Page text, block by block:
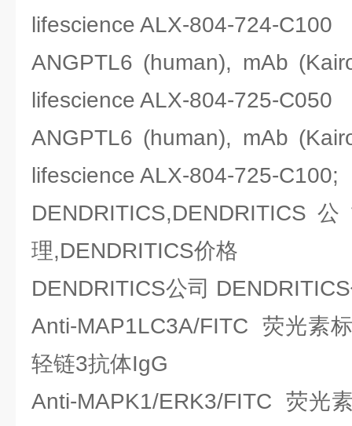
lifescience ALX-804-724-C100
ANGPTL6 (human), mAb
lifescience ALX-804-725-C050
ANGPTL6 (human), mAb
lifescience ALX-804-725-C100;
DENDRITICS,DENDRITICS
理,DENDRITICS价格
DENDRITICS公司
Anti-MAP1LC3A/FITC 荧光素
轻链3抗体IgG
Anti-MAPK1/ERK3/FITC 荧光